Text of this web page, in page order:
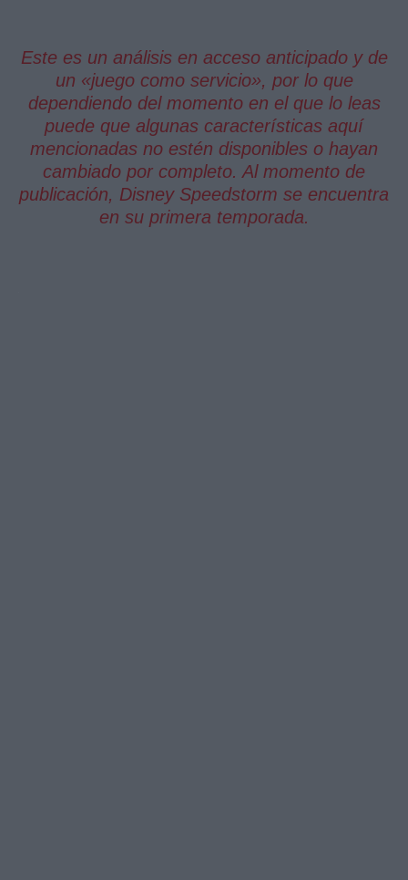
Este es un análisis en acceso anticipado y de
un «juego como servicio», por lo que
dependiendo del momento en el que lo leas
puede que algunas características aquí
mencionadas no estén disponibles o hayan
cambiado por completo. Al momento de
publicación, Disney Speedstorm se encuentra
en su primera temporada.